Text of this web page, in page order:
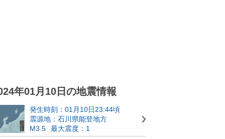
年01月10日の地震情報
発生時刻：01月10日23:44頃
震源地：石川県能登地方
M3.5
最大震度：1